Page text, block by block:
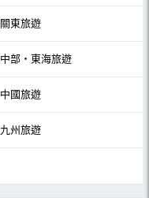
關東旅遊
中部・東海旅遊
中國旅遊
九州旅遊